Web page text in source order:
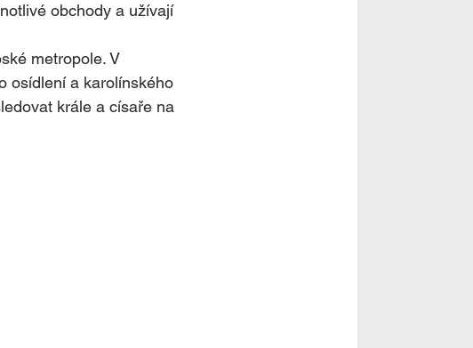
obchody a užívají
metropole. V
osídlení a karolínského
krále a císaře na